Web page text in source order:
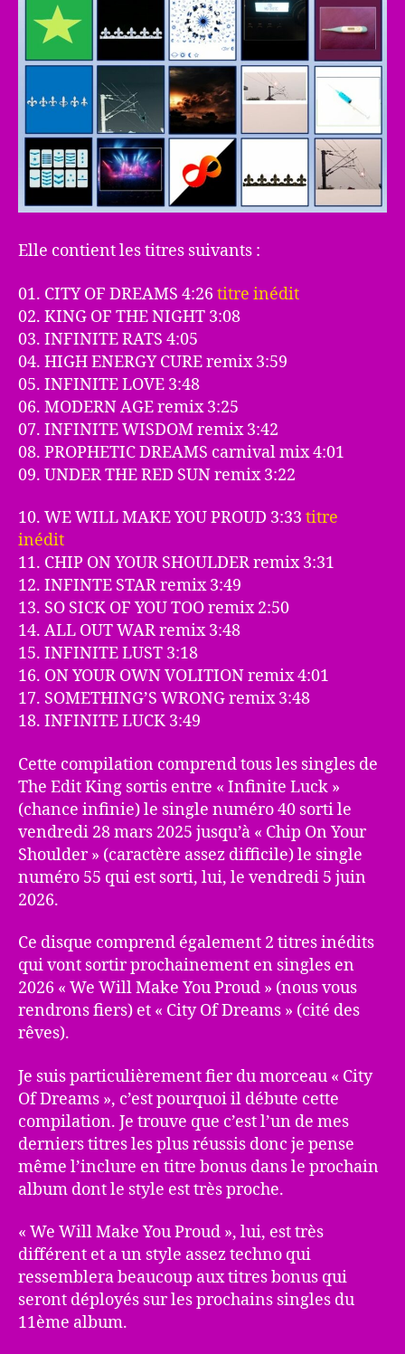
Elle contient les titres suivants :
01. CITY OF DREAMS 4:26titre inédit
02. KING OF THE NIGHT 3:08
03. INFINITE RATS 4:05
04. HIGH ENERGY CURE remix 3:59
05. INFINITE LOVE 3:48
06. MODERN AGE remix 3:25
07. INFINITE WISDOM remix 3:42
08. PROPHETIC DREAMS carnival mix 4:01
09. UNDER THE RED SUN remix 3:22
10. WE WILL MAKE YOU PROUD 3:33 titre
inédit
11. CHIP ON YOUR SHOULDER remix 3:31
12. INFINTE STAR remix 3:49
13. SO SICK OF YOU TOO remix 2:50
14. ALL OUT WAR remix 3:48
15. INFINITE LUST 3:18
16. ON YOUR OWN VOLITION remix 4:01
17. SOMETHING’S WRONG remix 3:48
18. INFINITE LUCK 3:49
Cette compilation comprend tous les singles de
The Edit King sortis entre « Infinite Luck »
(chance infinie) le single numéro 40 sorti le
vendredi 28 mars 2025 jusqu’à « Chip On Your
Shoulder » (caractère assez difficile) le single
numéro 55 qui est sorti, lui, le vendredi 5 juin
2026.
Ce disque comprend également 2 titres inédits
qui vont sortir prochainement en singles en
2026 « We Will Make You Proud » (nous vous
rendrons fiers) et « City Of Dreams » (cité des
rêves).
Je suis particulièrement fier du morceau « City
Of Dreams », c’est pourquoi il débute cette
compilation. Je trouve que c’est l’un de mes
derniers titres les plus réussis donc je pense
même l’inclure en titre bonus dans le prochain
album dont le style est très proche.
« We Will Make You Proud », lui, est très
différent et a un style assez techno qui
ressemblera beaucoup aux titres bonus qui
seront déployés sur les prochains singles du
11ème album.